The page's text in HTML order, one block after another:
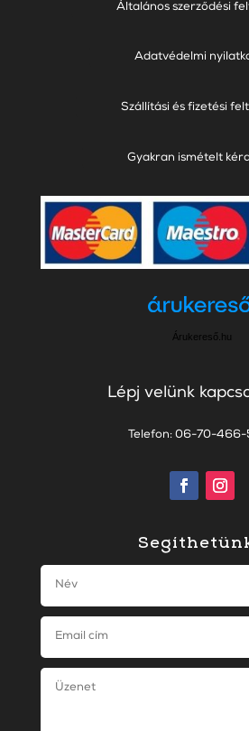
Általános szerződési
Adatvédelmi
Szállítási és fizetési
Gyakran ismételt
Árukereső.hu
Lépj velünk
Telefon: 06-70-466-